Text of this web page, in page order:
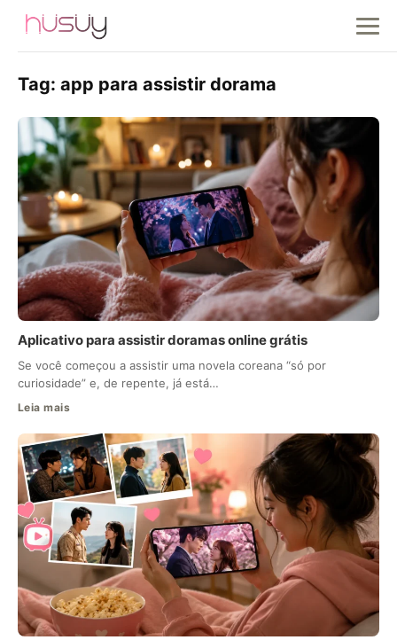
Tag: app para assistir dorama
Aplicativo para assistir doramas online grátis
Se você começou a assistir uma novela coreana “só por
curiosidade” e, de repente, já está…
Leia mais